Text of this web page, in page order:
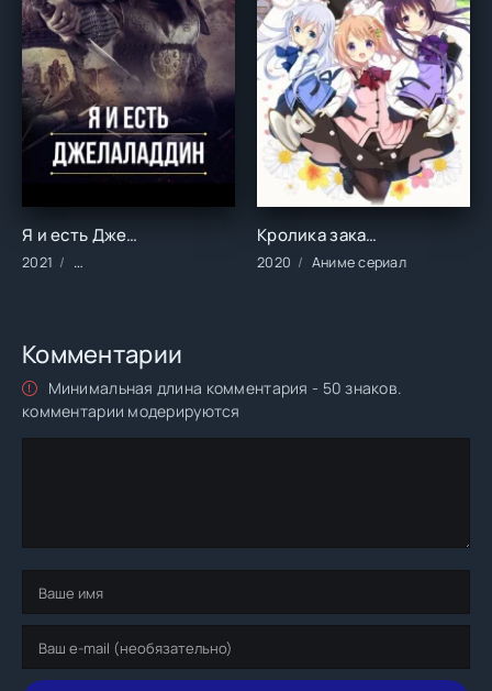
Я и есть Джелаладдин (1-2 сезон)
2021 Сериалы/2021 год/Зарубежные/Турецкие/Боевики/Драма/
Кролика заказывали? (1-3 сезон)
2020 Аниме сериал
Комментарии
Минимальная длина комментария - 50 знаков.
комментарии модерируются